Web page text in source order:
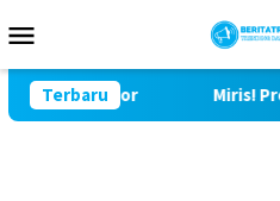
ke
Mobile
Terbaru
Lor Miris! Propam